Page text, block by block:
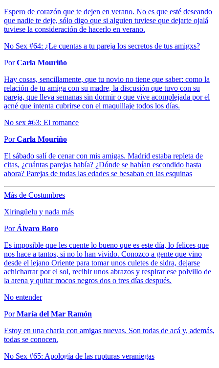
Espero de corazón que te dejen en verano. No es que esté deseando
que nadie te deje, sólo digo que si alguien tuviese que dejarte ojalá
tuviese la consideración de hacerlo en verano.
No Sex #64: ¿Le cuentas a tu pareja los secretos de tus amigxs?
PorCarla Mouriño
Hay cosas, sencillamente, que tu novio no tiene que saber: como la
relación de tu amiga con su madre, la discusión que tuvo con su
pareja, que lleva semanas sin dormir o que vive acomplejada por el
acné que intenta cubrirse con el maquillaje todos los días.
No sex #63: El romance
PorCarla Mouriño
El sábado salí de cenar con mis amigas. Madrid estaba repleta de
citas, ¿cuántas parejas había? ¿Dónde se habían escondido hasta
ahora? Parejas de todas las edades se besaban en las esquinas
Más de Costumbres
Xiringüelu y nada más
Por Álvaro Boro
Es imposible que les cuente lo bueno que es este día, lo felices que
nos hace a tantos, si no lo han vivido. Conozco a gente que vino
desde el lejano Oriente para tomar unos culetes de sidra, dejarse
achicharrar por el sol, recibir unos abrazos y respirar ese polvillo de
la arena y quitar mocos negros dos o tres días después.
No entender
PorMaría del Mar Ramón
Estoy en una charla con amigas nuevas. Son todas de acá y, además,
todas se conocen.
No Sex #65: Apología de las rupturas veraniegas